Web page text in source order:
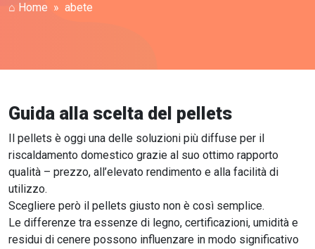
⌂ Home abete
Guida alla scelta del pellets
Il pellets è oggi una delle soluzioni più diffuse per il
riscaldamento domestico grazie al suo ottimo rapporto
qualità – prezzo, all’elevato rendimento e alla facilità di
utilizzo.
Scegliere però il pellets giusto non è così semplice.
Le differenze tra essenze di legno, certificazioni, umidità e
residui di cenere possono influenzare in modo significativo